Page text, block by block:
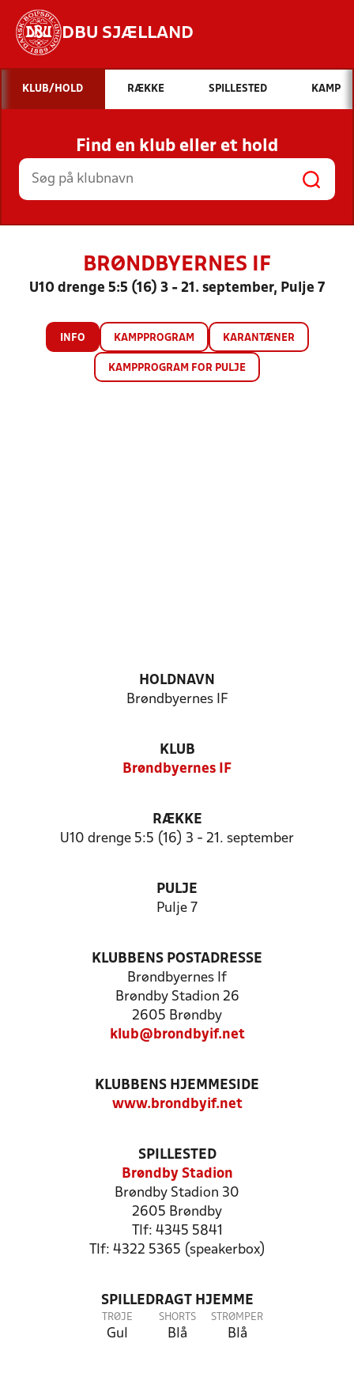
DBU SJÆLLAND
Hvad vil du søge efter?
INDHOLD OG NYHEDER
STILLINGER, RESULTATER, KLUBBER OG
HOLD
KLUB/HOLD RÆKKE SPILLESTED KAMP
Find en klub eller et hold
BRØNDBYERNES IF
U10 drenge 5:5 (16) 3 - 21. september, Pulje 7
INFO KAMPPROGRAM KARANTÆNER
KAMPPROGRAM FOR PULJE
HOLDNAVN
Brøndbyernes IF
KLUB
Brøndbyernes IF
RÆKKE
U10 drenge 5:5 (16) 3 - 21. september
PULJE
Pulje 7
KLUBBENS POSTADRESSE
Brøndbyernes If
Brøndby Stadion 26
2605 Brøndby
klub@brondbyif.net
KLUBBENS HJEMMESIDE
www.brondbyif.net
SPILLESTED
Brøndby Stadion
Brøndby Stadion 30
2605 Brøndby
Tlf: 4345 5841
Tlf: 4322 5365 (speakerbox)
SPILLEDRAGT HJEMME
TRØJE
Gul
SHORTS
Blå
STRØMPER
Blå